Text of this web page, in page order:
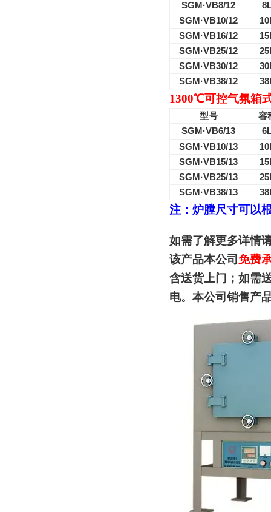
SGM·VB8/12
SGM·VB10/12
SGM·VB16/12
SGM·VB25/12
SGM·VB30/12
SGM·VB38/12
1300℃可控气氛箱
型号
容
SGM·VB6/13
SGM·VB10/13
SGM·VB15/13
SGM·VB25/13
SGM·VB38/13
注：炉膛尺寸可以
如需了解更多详情
该产品本公司免费
含送货上门；如需
电。本公司销售产